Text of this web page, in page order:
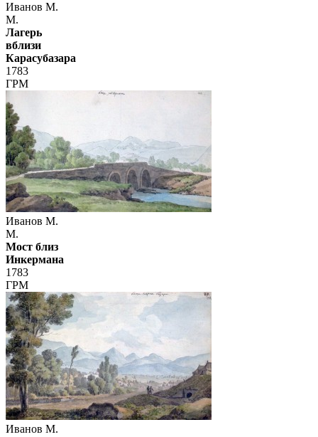
Иванов М.
М.
Лагерь
вблизи
Карасубазара
1783
ГРМ
Иванов М.
М.
Мост близ
Инкермана
1783
ГРМ
Иванов М.